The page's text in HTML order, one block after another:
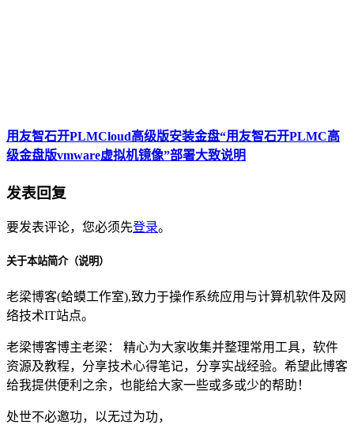
用友智石开PLMCloud高级版安装金盘“用友智石开PLMC高
级金盘版vmware虚拟机镜像”部署大致说明
发表回复
要发表评论，您必须先登录。
关于本站简介（说明）
老梁博客(蛤蟆工作室),致力于操作系统应用与计算机软件及网
络技术IT站点。
老梁博客博主老梁： 精心为大家收集并整理常用工具，软件
资源及教程，分享技术心得笔记，分享实战经验。希望此博客
给我提供便利之余，也能给大家一些或多或少的帮助！
处世不必邀功，以无过为功，